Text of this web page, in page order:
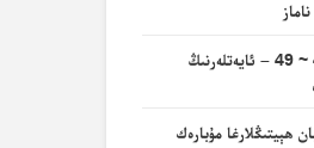
ئەنئام سۈرىسى، 45 ~ 49 – ئايەتلەرنىڭ
ھېيتىڭلارغا مۇبارەك